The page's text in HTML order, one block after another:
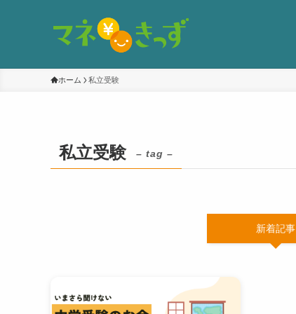
ホーム 私立受験
私立受験 – tag –
新着記事